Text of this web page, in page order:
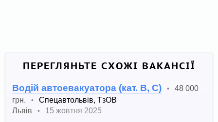
ПЕРЕГЛЯНЬТЕ СХОЖІ ВАКАНСІЇ
Водій автоевакуатора (кат. B, C) •
48 000
грн.
•
Спецавтольвів, ТзОВ
Львів
• 15 жовтня 2025